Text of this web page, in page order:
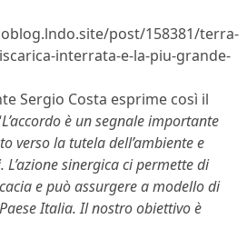
post/158381/terra-
interrata-e-la-piu-grande-
Sergio Costa esprime così il
L’accordo è un segnale importante
verso la tutela dell’ambiente e
sinergica ci permette di
e può assurgere a modello di
Italia. Il nostro obiettivo è